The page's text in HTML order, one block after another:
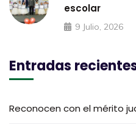
escolar
9 Julio, 2026
Entradas
Reconocen con el mérito